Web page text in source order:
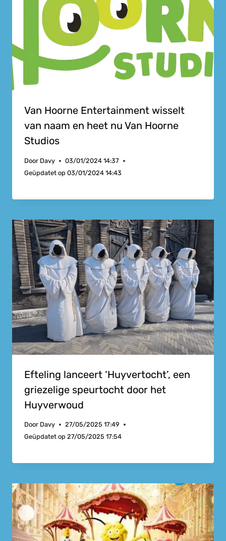
Van Hoorne Entertainment wisselt
van naam en heet nu Van Hoorne
Studios
Door Davy
03/01/2024 14:37
Geüpdatet op 03/01/2024 14:43
Efteling lanceert ‘Huyvertocht’, een
griezelige speurtocht door het
Huyverwoud
Door Davy
27/05/2025 17:49
Geüpdatet op 27/05/2025 17:54